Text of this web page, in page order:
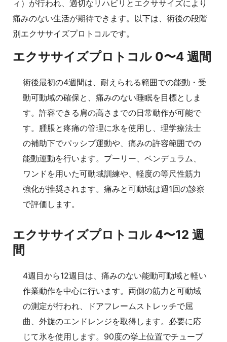
ィ）が行われ、適切なリハビリとエクササイズにより
痛みのない生活が期待できます。以下は、術後の段階
別エクササイズプロトコルです。
エクササイズプロトコル 0〜4 週間
術後最初の4週間は、耐えられる範囲での能動・受
動可動域の確保と、痛みのない睡眠を目標としま
す。許容できる肩の高さまでの日常動作が可能で
す。腫脹と疼痛の管理に氷を使用し、理学療法士
の補助下でパッシブ運動や、痛みの許容範囲での
能動運動を行います。プーリー、ペンデュラム、
ワンドを用いた可動域訓練や、軽度の等尺性筋力
強化が推奨されます。痛みと可動域は週1回の診察
で評価します。
エクササイズプロトコル 4〜12 週
間
4週目から12週目は、痛みのない能動可動域と軽い
作業動作を中心に行います。両側の筋力と可動域
の測定が行われ、ドアフレームストレッチで屈
曲、外旋のエンドレンジを取得します。必要に応
じて氷を使用します。90度の挙上位置でチューブ